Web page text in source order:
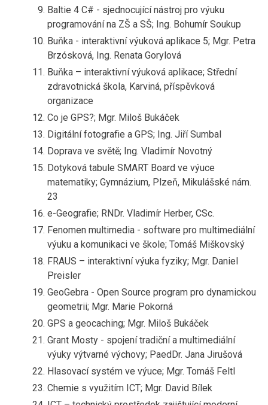
Baltie 4 C# - sjednocující nástroj pro výuku
programování na ZŠ a SŠ; Ing. Bohumír Soukup
Buňka - interaktivní výuková aplikace 5; Mgr. Petra
Brzósková, Ing. Renata Gorylová
Buňka – interaktivní výuková aplikace; Střední
zdravotnická škola, Karviná, příspěvková
organizace
Co je GPS?; Mgr. Miloš Bukáček
Digitální fotografie a GPS; Ing. Jiří Sumbal
Doprava ve světě; Ing. Vladimír Novotný
Dotyková tabule SMART Board ve výuce
matematiky; Gymnázium, Plzeň, Mikulášské nám.
23
e-Geografie; RNDr. Vladimír Herber, CSc.
Fenomen multimedia - software pro multimediální
výuku a komunikaci ve škole; Tomáš Miškovský
FRAUS – interaktivní výuka fyziky; Mgr. Daniel
Preisler
GeoGebra - Open Source program pro dynamickou
geometrii; Mgr. Marie Pokorná
GPS a geocaching; Mgr. Miloš Bukáček
Grant Mosty - spojení tradiční a multimediální
výuky výtvarné výchovy; PaedDr. Jana Jirušová
Hlasovací systém ve výuce; Mgr. Tomáš Feltl
Chemie s využitím ICT; Mgr. David Bílek